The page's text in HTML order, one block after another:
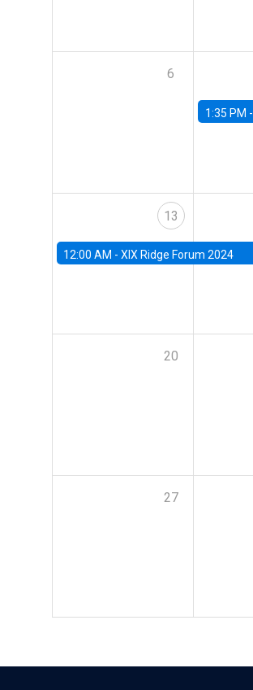
6
1:35 PM -
13
12:00 AM - XIX Ridge Forum 2024
20
27